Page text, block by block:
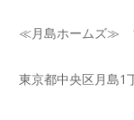
≪月島ホームズ≫
東京都中央区月島1